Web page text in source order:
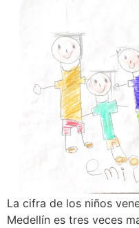
La cifra de los niños
Medellín es tres veces